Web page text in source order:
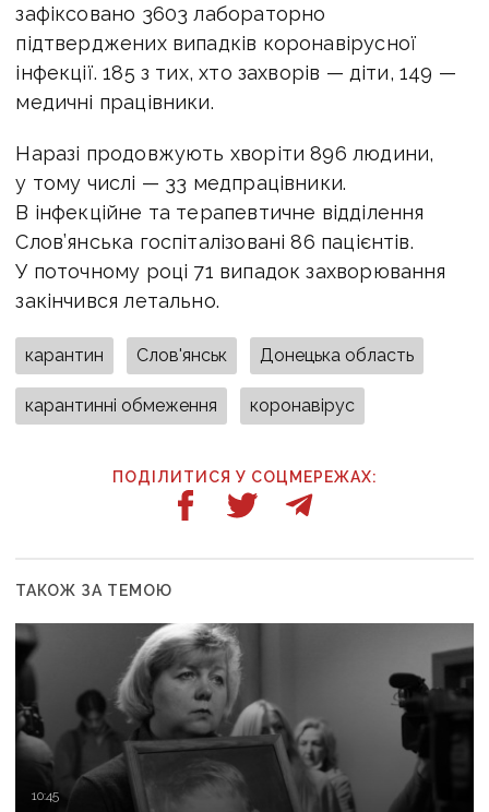
зафіксовано 3603 лабораторно
підтверджених випадків коронавірусної
інфекції. 185 з тих, хто захворів — діти, 149 —
медичні працівники.
Наразі продовжують хворіти 896 людини,
у тому числі — 33 медпрацівники.
В інфекційне та терапевтичне відділення
Слов’янська госпіталізовані 86 пацієнтів.
У поточному році 71 випадок захворювання
закінчився летально.
карантин Слов'янськ Донецька область
карантинні обмеження коронавірус
ПОДІЛИТИСЯ У СОЦМЕРЕЖАХ:
ТАКОЖ ЗА ТЕМОЮ
10:45